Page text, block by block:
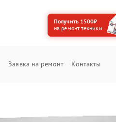
Получить 1500₽
на ремонт техники
Заявка на ремонт Контакты